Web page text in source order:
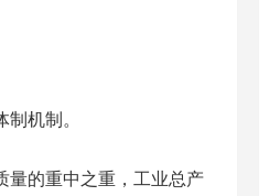
机制。
的重中之重，工业总产